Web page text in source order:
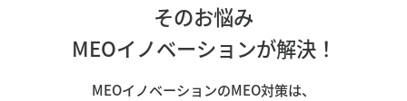
そのお悩み
MEOイノベーションが解決！
MEOイノベーションのMEO対策は、